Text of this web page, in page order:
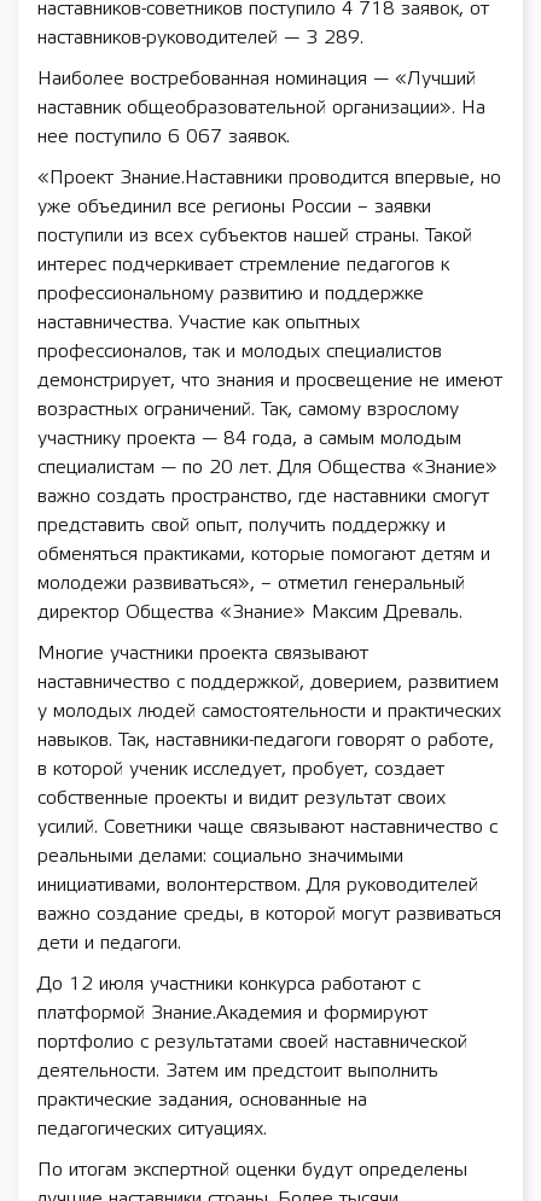
наставников-советников поступило 4 718 заявок, от
наставников-руководителей — 3 289.
Наиболее востребованная номинация — «Лучший
наставник общеобразовательной организации». На
нее поступило 6 067 заявок.
«Проект Знание.Наставники проводится впервые, но
уже объединил все регионы России – заявки
поступили из всех субъектов нашей страны. Такой
интерес подчеркивает стремление педагогов к
профессиональному развитию и поддержке
наставничества. Участие как опытных
профессионалов, так и молодых специалистов
демонстрирует, что знания и просвещение не имеют
возрастных ограничений. Так, самому взрослому
участнику проекта — 84 года, а самым молодым
специалистам — по 20 лет. Для Общества «Знание»
важно создать пространство, где наставники смогут
представить свой опыт, получить поддержку и
обменяться практиками, которые помогают детям и
молодежи развиваться», – отметил генеральный
директор Общества «Знание» Максим Древаль.
Многие участники проекта связывают
наставничество с поддержкой, доверием, развитием
у молодых людей самостоятельности и практических
навыков. Так, наставники-педагоги говорят о работе,
в которой ученик исследует, пробует, создает
собственные проекты и видит результат своих
усилий. Советники чаще связывают наставничество с
реальными делами: социально значимыми
инициативами, волонтерством. Для руководителей
важно создание среды, в которой могут развиваться
дети и педагоги.
До 12 июля участники конкурса работают с
платформой Знание.Академия и формируют
портфолио с результатами своей наставнической
деятельности. Затем им предстоит выполнить
практические задания, основанные на
педагогических ситуациях.
По итогам экспертной оценки будут определены